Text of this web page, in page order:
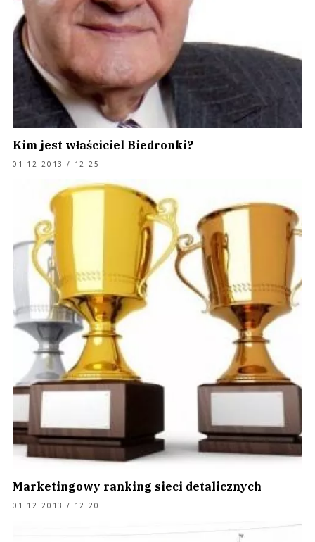
Kim jest właściciel Biedronki?
01.12.2013 / 12:25
Marketingowy ranking sieci detalicznych
01.12.2013 / 12:20